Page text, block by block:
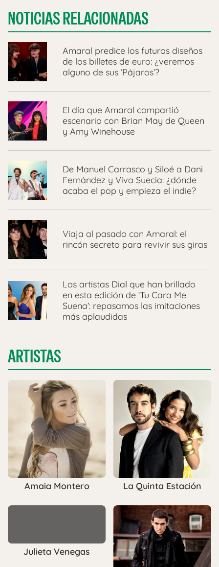
NOTICIAS RELACIONADAS
Amaral predice los futuros diseños
de los billetes de euro: ¿veremos
alguno de sus ‘Pájaros’?
El día que Amaral compartió
escenario con Brian May de Queen
y Amy Winehouse
De Manuel Carrasco y Siloé a Dani
Fernández y Viva Suecia: ¿dónde
acaba el pop y empieza el indie?
Viaja al pasado con Amaral: el
rincón secreto para revivir sus giras
Los artistas Dial que han brillado
en esta edición de ‘Tu Cara Me
Suena’: repasamos las imitaciones
más aplaudidas
ARTISTAS
Amaia Montero La Quinta Estación
Julieta Venegas